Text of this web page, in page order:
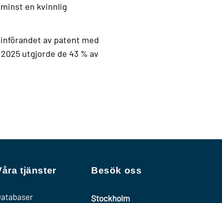
en kvinnlig
av patent med
utgjorde de 43 % av
tjänster Besök oss
Stockholm